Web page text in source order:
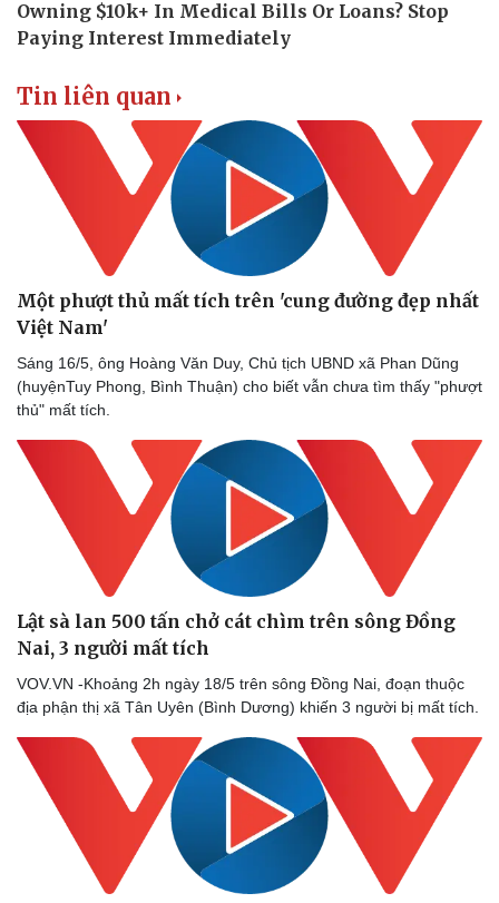
Doanh nghiệp
Thông tin doanh nghiệp
Doanh nghiệp 24h
Doanh nhân
Vì cộng đồng
Công nghệ
Sành điệu
Trải nghiệm
Chuyển đổi số
Tin liên quan
Một phượt thủ mất tích trên 'cung đường đẹp nhất
Việt Nam'
Sáng 16/5, ông Hoàng Văn Duy, Chủ tịch UBND xã Phan Dũng
(huyệnTuy Phong, Bình Thuận) cho biết vẫn chưa tìm thấy "phượt
thủ" mất tích.
Lật sà lan 500 tấn chở cát chìm trên sông Đồng
Nai, 3 người mất tích
VOV.VN -Khoảng 2h ngày 18/5 trên sông Đồng Nai, đoạn thuộc
địa phận thị xã Tân Uyên (Bình Dương) khiến 3 người bị mất tích.